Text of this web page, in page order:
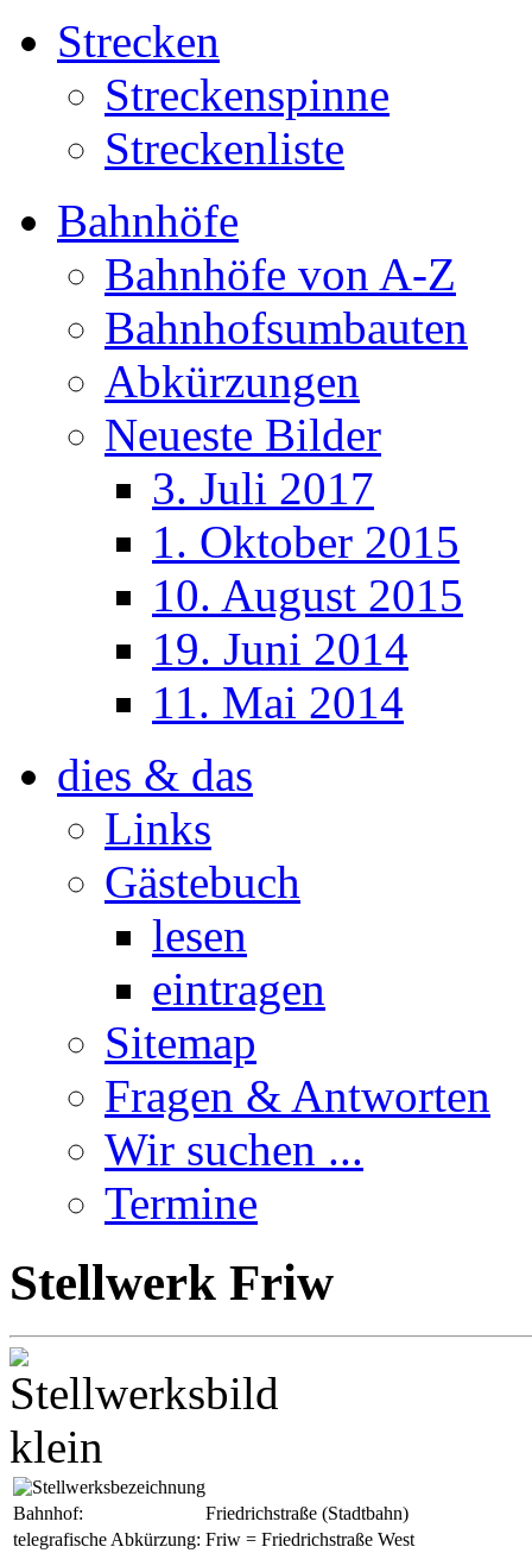
Strecken
Streckenspinne
Streckenliste
Bahnhöfe
Bahnhöfe von A-Z
Bahnhofsumbauten
Abkürzungen
Neueste Bilder
3. Juli 2017
1. Oktober 2015
10. August 2015
19. Juni 2014
11. Mai 2014
dies & das
Links
Gästebuch
lesen
eintragen
Sitemap
Fragen & Antworten
Wir suchen ...
Termine
Stellwerk Friw
Bahnhof:
Friedrichstraße (Stadtbahn)
telegrafische Abkürzung: Friw = Friedrichstraße West